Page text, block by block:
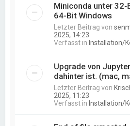
Miniconda unter 32-
64-Bit Windows
Letzter Beitrag von
2025, 14:23
Verfasst in Installation/
Upgrade von
dahinter ist. (mac,
Letzter Beitrag von
2025, 11:23
Verfasst in Installation/